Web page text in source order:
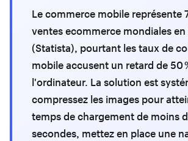
Le commerce mobile représente
ventes ecommerce mondiales en
(Statista), pourtant les taux de
mobile accusent un retard de 50
l'ordinateur. La solution est
compressez les images pour
temps de chargement de moins
secondes, mettez en place une